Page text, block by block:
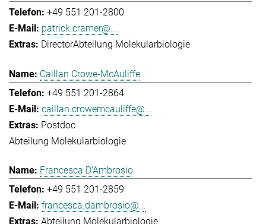
+49 551 201-2800
patrick.cramer@...
DirectorAbteilung Molekularbiologie
Caillan Crowe-McAuliffe
+49 551 201-2864
caillan.crowemcauliffe@...
Postdoc
Abteilung Molekularbiologie
Francesca D'Ambrosio
+49 551 201-2859
francesca.dambrosio@...
Abteilung Molekularbiologie